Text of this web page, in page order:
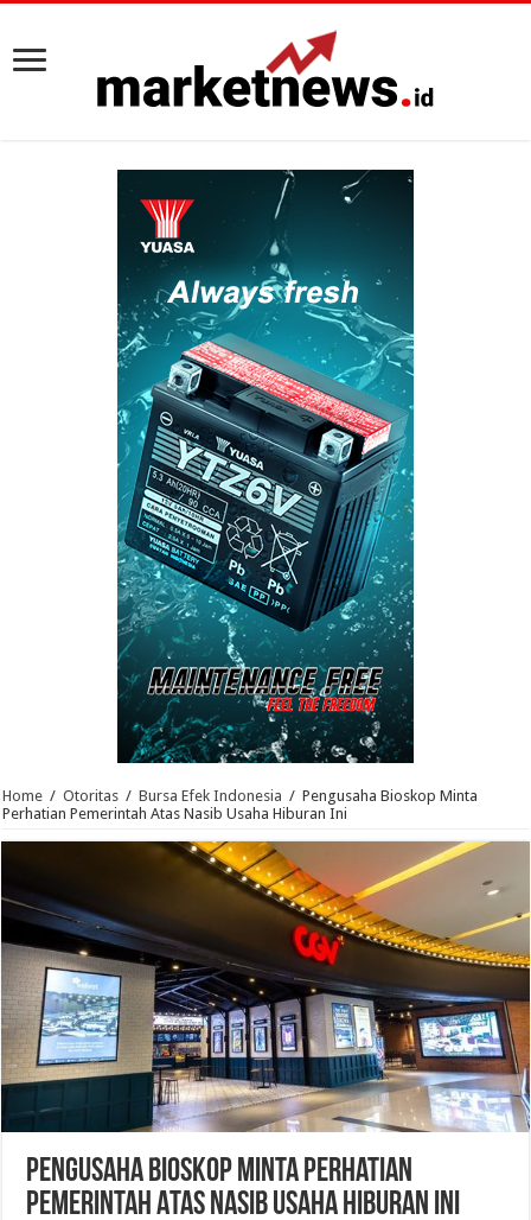
Home / Otoritas / Bursa Efek Indonesia / Pengusaha Bioskop Minta
Perhatian Pemerintah Atas Nasib Usaha Hiburan Ini
Pengusaha Bioskop Minta Perhatian
Pemerintah Atas Nasib Usaha Hiburan Ini